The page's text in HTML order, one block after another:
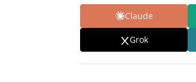
Claude
Grok